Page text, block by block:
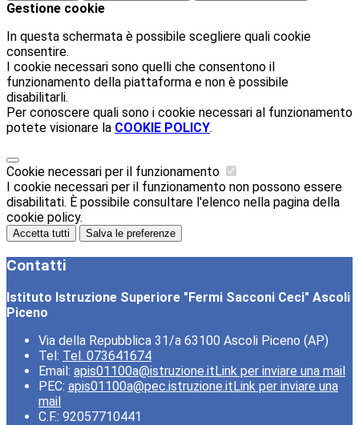
Gestione cookie
In questa schermata è possibile scegliere quali cookie
consentire.
I cookie necessari sono quelli che consentono il
funzionamento della piattaforma e non è possibile
disabilitarli.
Per conoscere quali sono i cookie necessari al funzionamento
potete visionare la COOKIE POLICY.
Cookie necessari per il funzionamento
I cookie necessari per il funzionamento non possono essere
disabilitati. È possibile consultare l'elenco nella pagina della
cookie policy.
Accetta tutti Salva le preferenze
Contatti
Istituto Istruzione Superiore "Fermi Sacconi Ceci" Ascoli
Piceno
Via della Repubblica 31/a 63100 Ascoli Piceno (AP)
Tel: Tel. 073641674
Email: apis01100a@istruzione.itLink per inviare una mail
PEC: apis01100a@pec.istruzione.itLink per inviare una
mail
C.F.: 92057710441